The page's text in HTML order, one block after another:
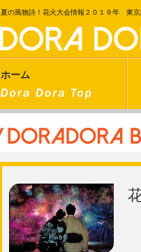
夏の風物詩！花火大会情報２０１９年 東
ホーム